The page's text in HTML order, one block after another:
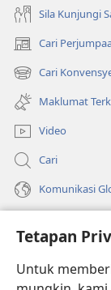
Tetapan
Untuk
Sila Kunjungi
Cari
(membuka
tetingkap
baharu)
Cari
(membuka
tetingkap
baharu)
Maklumat
Video
Cari
Komunikasi
(membuka
tetingkap